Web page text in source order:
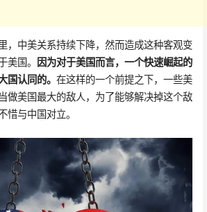
，中美关系持续下降，然而造成这种客观变
美国。 因为对于美国而言，一个快速崛起的
国认同的。 在这样的一个前提之下，一些美
做美国最大的敌人，为了能够解决掉这个敌
惜与中国对立。